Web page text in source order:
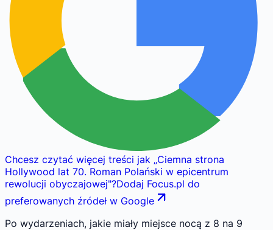
Chcesz czytać więcej treści jak „Ciemna strona
Hollywood lat 70. Roman Polański w epicentrum
rewolucji obyczajowej"?Dodaj Focus.pl do
preferowanych źródeł w Google
Po wydarzeniach, jakie miały miejsce nocą z 8 na 9